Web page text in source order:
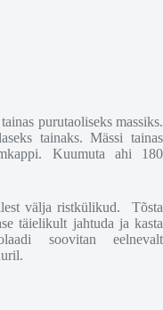
purutaoliseks massiks.
tainaks. Mässi tainas
Kuumuta ahi 180
välja ristkülikud. Tõsta
täielikult jahtuda ja kasta
soovitan eelnevalt